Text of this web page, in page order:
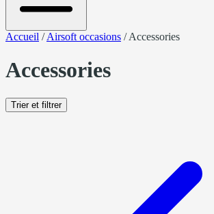
Accueil /Airsoft occasions /Accessories
Accessories
Trier et filtrer